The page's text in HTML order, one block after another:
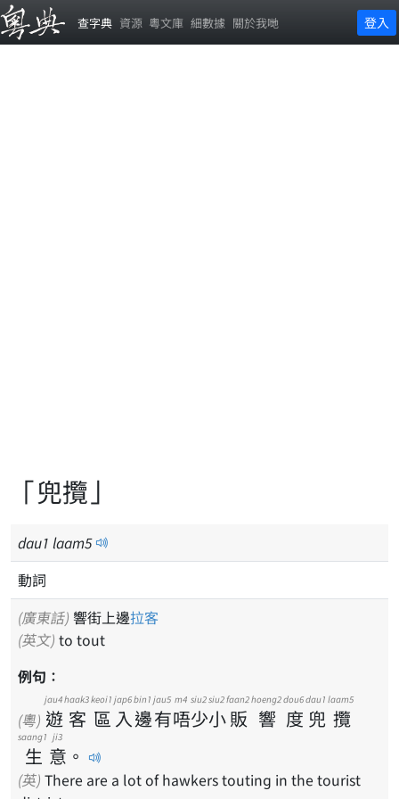
查字典 資源 粵文庫 細數據 關於我哋 登入
「兜攬」
dau1 laam5
動詞
(廣東話) 響街上邊拉客
(英文) to tout
例句：
(粵) 遊
jau4
客
haak3
區
keoi1
入
jap6
邊
bin1
有
jau5
唔
m4
少
siu2
小
siu2
販
faan2
響
hoeng2
度
dou6
兜
dau1
攬
laam5
生
saang1
意
ji3
。
(英) There are a lot of hawkers touting in the tourist